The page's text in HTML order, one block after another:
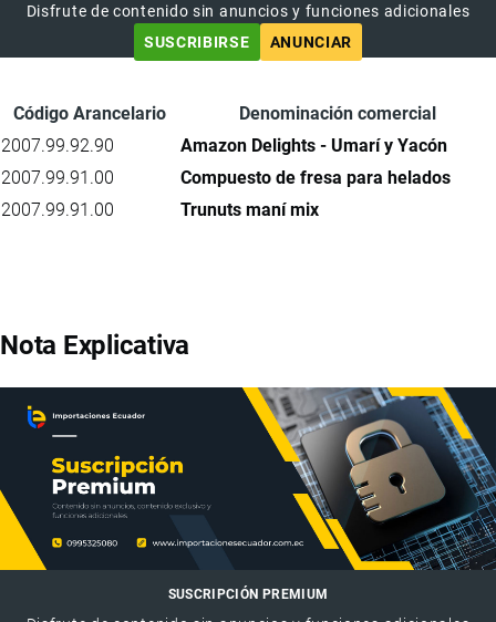
Disfrute de contenido sin anuncios y funciones adicionales
SUSCRIBIRSE
ANUNCIAR
Código Arancelario
Denominación comercial
2007.99.92.90
Amazon Delights - Umarí y Yacón
2007.99.91.00
Compuesto de fresa para helados
2007.99.91.00
Trunuts maní mix
Nota Explicativa
SUSCRIPCIÓN PREMIUM